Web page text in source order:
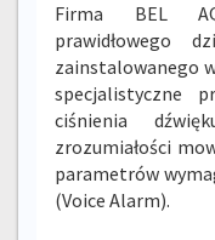
Firma BEL
prawidłowego
zainstalowanego
specjalistyczne
ciśnienia
zrozumiałości
parametrów
(Voice Alarm).